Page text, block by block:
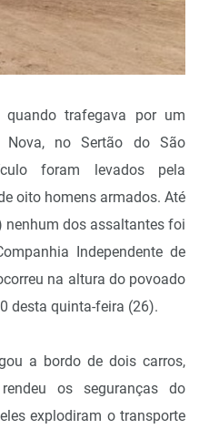
trafegava por um
Nova, no Sertão do São
foram levados pela
oito homens armados. Até
nenhum dos assaltantes foi
Independente de
na altura do povoado
desta quinta-feira (26).
a bordo de dois carros,
os seguranças do
explodiram o transporte